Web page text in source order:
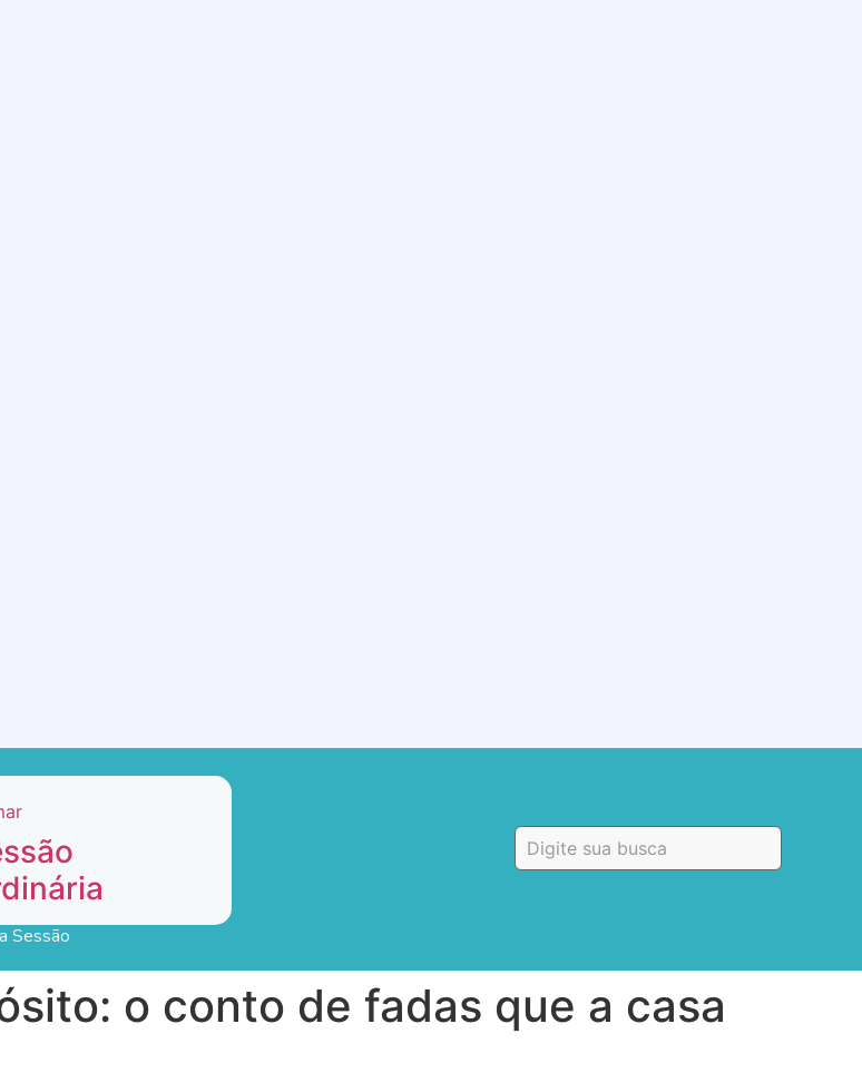
Sessão
o conto de fadas que a casa